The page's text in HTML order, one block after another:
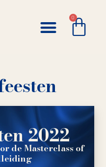
0
2022
de Masterclass of